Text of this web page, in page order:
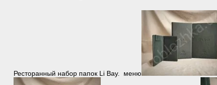
Ресторанный набор папок Li Bay. меню